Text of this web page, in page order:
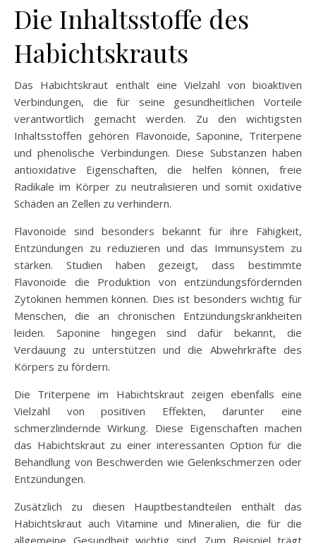
Die Inhaltsstoffe des
Habichtskrauts
Das Habichtskraut enthält eine Vielzahl von bioaktiven
Verbindungen, die für seine gesundheitlichen Vorteile
verantwortlich gemacht werden. Zu den wichtigsten
Inhaltsstoffen gehören Flavonoide, Saponine, Triterpene
und phenolische Verbindungen. Diese Substanzen haben
antioxidative Eigenschaften, die helfen können, freie
Radikale im Körper zu neutralisieren und somit oxidative
Schäden an Zellen zu verhindern.
Flavonoide sind besonders bekannt für ihre Fähigkeit,
Entzündungen zu reduzieren und das Immunsystem zu
stärken. Studien haben gezeigt, dass bestimmte
Flavonoide die Produktion von entzündungsfördernden
Zytokinen hemmen können. Dies ist besonders wichtig für
Menschen, die an chronischen Entzündungskrankheiten
leiden. Saponine hingegen sind dafür bekannt, die
Verdauung zu unterstützen und die Abwehrkräfte des
Körpers zu fördern.
Die Triterpene im Habichtskraut zeigen ebenfalls eine
Vielzahl von positiven Effekten, darunter eine
schmerzlindernde Wirkung. Diese Eigenschaften machen
das Habichtskraut zu einer interessanten Option für die
Behandlung von Beschwerden wie Gelenkschmerzen oder
Entzündungen.
Zusätzlich zu diesen Hauptbestandteilen enthält das
Habichtskraut auch Vitamine und Mineralien, die für die
allgemeine Gesundheit wichtig sind. Zum Beispiel trägt